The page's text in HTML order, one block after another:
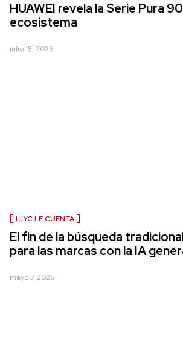
HUAWEI revela la Serie Pura
ecosistema
julio 15, 2026
LLYC LE CUENTA
El fin de la búsqueda
para las marcas con la IA
mayo 7, 2026